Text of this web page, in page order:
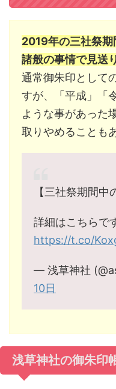
2019年の三社祭期
諸般の事情で見送
通常御朱印として
すが、「平成」「
ような事があった
取りやめることも
【三社祭期間中
詳細はこちらで
https://t.co/
— 浅草神社
10日
浅草神社の御朱印